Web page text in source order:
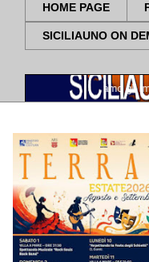
HOME PAGE
SICILIAUNO ON
gli impegni in